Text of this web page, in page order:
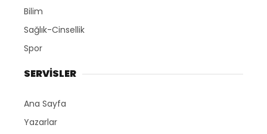
Bilim
Sağlık-Cinsellik
Spor
SERVİSLER
Ana Sayfa
Yazarlar